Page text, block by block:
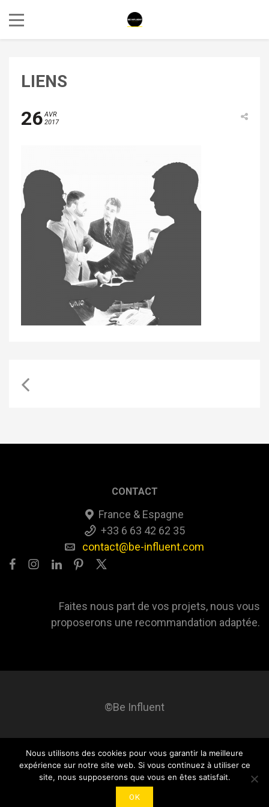
LIENS
26 AVR
2017
CONTACT
France & Espagne
+33 6 63 42 62 35
contact@be-influent.com
Faites nous part de vos projets, nous vous
proposerons une recommandation adaptée.
©Be Influent
Be influent A propos Blog Contact Mentions légales
Nous utilisons des cookies pour vous garantir la meilleure
expérience sur notre site web. Si vous continuez à utiliser ce
site, nous supposerons que vous en êtes satisfait.
OK